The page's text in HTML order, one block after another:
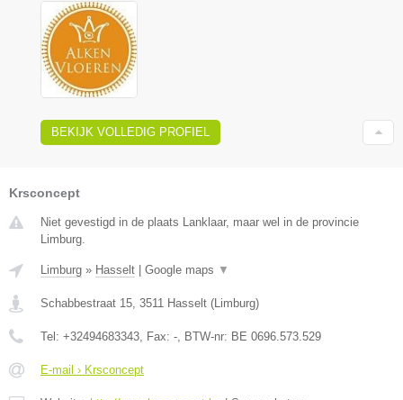
BEKIJK VOLLEDIG PROFIEL
Krsconcept
Niet gevestigd in de plaats Lanklaar, maar wel in de provincie
Limburg.
Limburg » Hasselt Google maps ▼
Schabbestraat 15, 3511 Hasselt (Limburg)
Tel: +32494683343, Fax: -, BTW-nr: BE 0696.573.529
E-mail › Krsconcept